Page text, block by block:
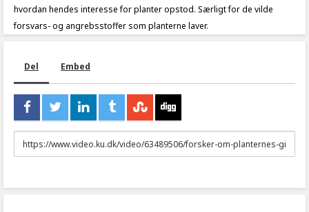
hvordan hendes interesse for planter opstod. Særligt for de vilde
forsvars- og angrebsstoffer som planterne laver.
Del Embed
URL
to